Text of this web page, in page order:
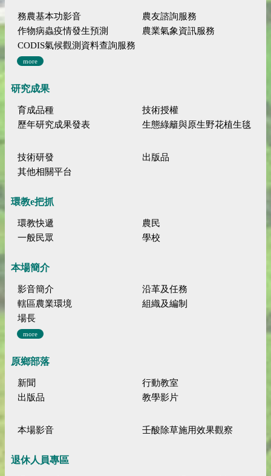
務農基本功影音
農友諮詢服務
作物病蟲疫情發生預測
農業氣象資訊服務
CODIS氣候觀測資料查詢服務
more
研究成果
育成品種
技術授權
歷年研究成果發表
生態綠籬與原生野花植生毯
技術研發
出版品
其他相關平台
環教e把抓
環教快遞
農民
一般民眾
學校
本場簡介
影音簡介
沿革及任務
轄區農業環境
組織及編制
場長
more
原鄉部落
新聞
行動教室
出版品
教學影片
本場影音 壬酸除草施用效果觀察
退休人員專區